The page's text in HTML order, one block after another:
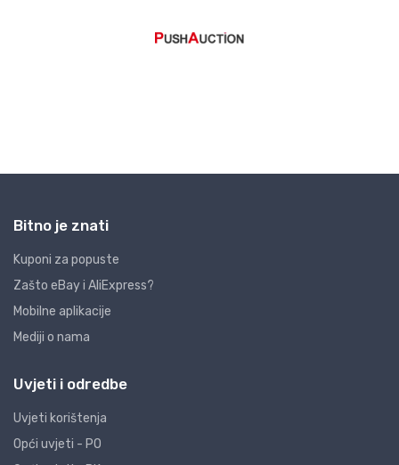
Bitno je znati
Kuponi za popuste
Zašto eBay i AliExpress?
Mobilne aplikacije
Mediji o nama
Uvjeti i odredbe
Uvjeti korištenja
Opći uvjeti - PO